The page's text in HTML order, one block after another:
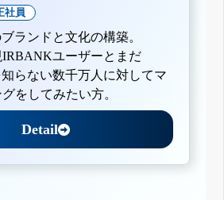
社員
ランドと文化の構築。
ユーザーとまだ
らない数千万人に対してマ
をしてみたい方。
Detail